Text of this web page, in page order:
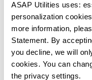
ASAP Utilities uses:
personalization
more information,
Statement. By
you decline, we will
cookies. You can
the privacy settings.